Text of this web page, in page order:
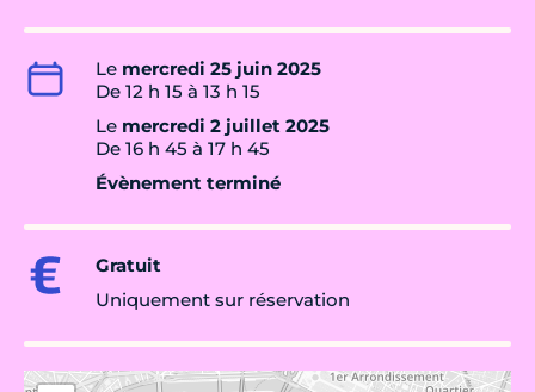
Le mercredi 25 juin 2025
De 12 h 15 à 13 h 15
Le mercredi 2 juillet 2025
De 16 h 45 à 17 h 45
Évènement terminé
Gratuit
Uniquement sur réservation